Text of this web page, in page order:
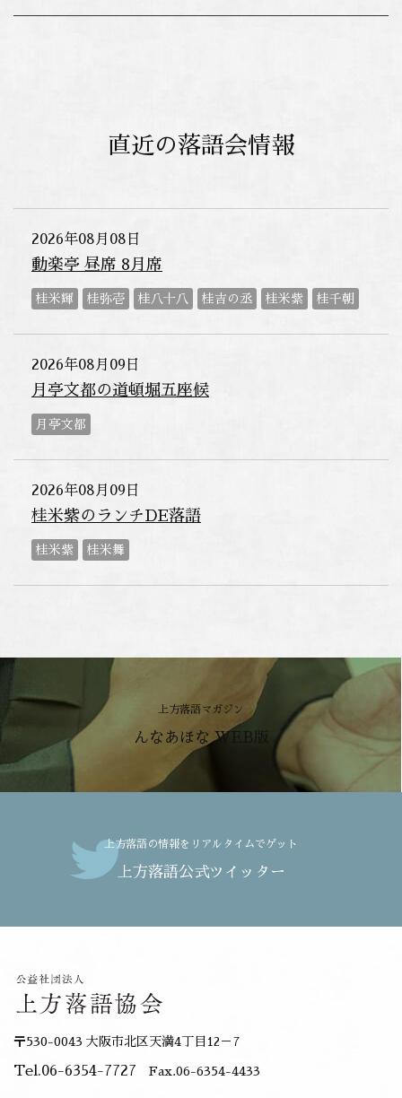
直近の落語会情報
2026年08月08日
動楽亭 昼席 8月席
桂米輝 桂弥壱 桂八十八 桂吉の丞 桂米紫 桂千朝
2026年08月09日
月亭文都の道頓堀五座候
月亭文都
2026年08月09日
桂米紫のランチDE落語
桂米紫 桂米舞
上方落語マガジン
んなあほな WEB版
上方落語の情報をリアルタイムでゲット
上方落語公式ツイッター
〒530-0043 大阪市北区天満4丁目12－7
Tel.06-6354-7727 Fax.06-6354-4433